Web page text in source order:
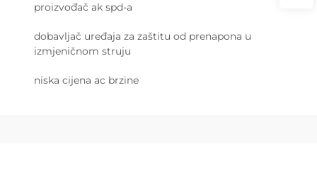
proizvođač ak spd-a
dobavljač uređaja za zaštitu od prenapona u
izmjeničnom struju
niska cijena ac brzine